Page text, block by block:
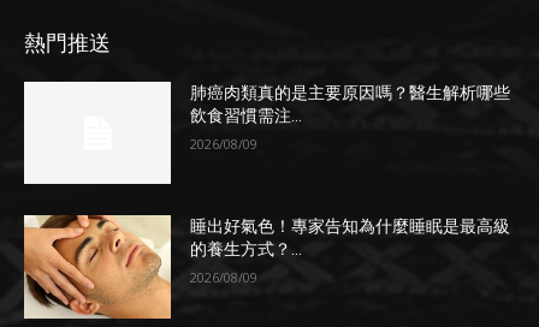
熱門推送
肺癌肉類真的是主要原因嗎？醫生解析哪些
飲食習慣需注...
2026/08/09
睡出好氣色！專家告知為什麼睡眠是最高級
的養生方式？...
2026/08/09